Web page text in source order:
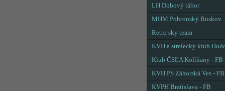
LH Dobový tábor
MHM Pohronský Ruskov
Retro sky team
KVH a strelecký klub
Klub ČSĽA Kolíňany - FB
KVH PS Záhorská Ves - FB
KVPH Bratislava - FB